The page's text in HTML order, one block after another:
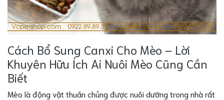
Cách Bổ Sung Canxi Cho Mèo – Lời
Khuyên Hữu Ích Ai Nuôi Mèo Cũng Cần
Biết
Mèo là động vật thuần chủng được nuôi dưỡng trong nhà rất